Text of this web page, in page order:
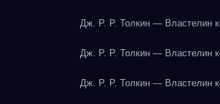
Дж. Р. Р. Толкин — Властелин
Дж. Р. Р. Толкин — Властелин
Дж. Р. Р. Толкин — Властелин